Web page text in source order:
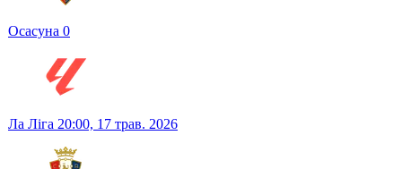
Осасуна 0
Ла Ліга 20:00, 17 трав. 2026